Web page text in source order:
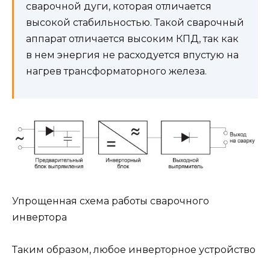
сварочной дуги, которая отличается
высокой стабильностью. Такой сварочный
аппарат отличается высоким КПД, так как
в нем энергия не расходуется впустую на
нагрев трансформаторного железа.
Упрощенная схема работы сварочного
инвертора
Таким образом, любое инверторное устройство